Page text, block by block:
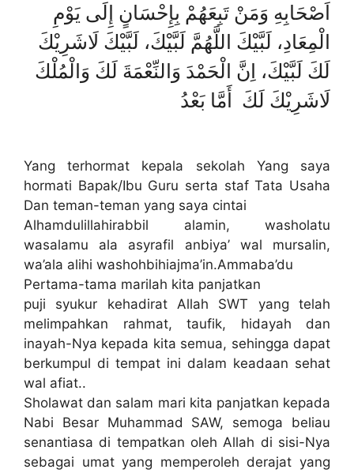
اَصْحَابِهِ وَمَنْ تَبِعَهُمْ بِإِحْسَانٍ إِلَى يَوْمِ
الْمِعَادِ، لَبَّيْكَ اللَّهُمَّ لَبَّيْكَ، لَبَّيْكَ لَاشَرِيْكَ
لَكَ لَبَّيْكَ، اِنَّ الْحَمْدَ وَالنِّعْمَةَ لَكَ وَالْمُلْكَ
لَاشَرِيْكَ لَكَ
أَمَّا بَعْدُ
Yang terhormat kepala sekolah Yang saya
hormati Bapak/Ibu Guru serta staf Tata Usaha
Dan teman-teman yang saya cintai
Alhamdulillahirabbil alamin, washolatu
wasalamu ala asyrafil anbiya’ wal mursalin,
wa’ala alihi washohbihiajma’in.Ammaba’du
Pertama-tama marilah kita panjatkan
puji syukur kehadirat Allah SWT yang telah
melimpahkan rahmat, taufik, hidayah dan
inayah-Nya kepada kita semua, sehingga dapat
berkumpul di tempat ini dalam keadaan sehat
wal afiat..
Sholawat dan salam mari kita panjatkan kepada
Nabi Besar Muhammad SAW, semoga beliau
senantiasa di tempatkan oleh Allah di sisi-Nya
sebagai umat yang memperoleh derajat yang